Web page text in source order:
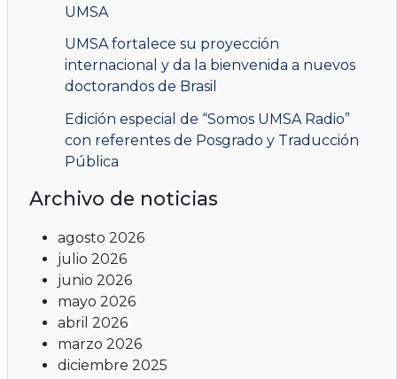
UMSA
UMSA fortalece su proyección
internacional y da la bienvenida a nuevos
doctorandos de Brasil
Edición especial de “Somos UMSA Radio”
con referentes de Posgrado y Traducción
Pública
Archivo de noticias
agosto 2026
julio 2026
junio 2026
mayo 2026
abril 2026
marzo 2026
diciembre 2025